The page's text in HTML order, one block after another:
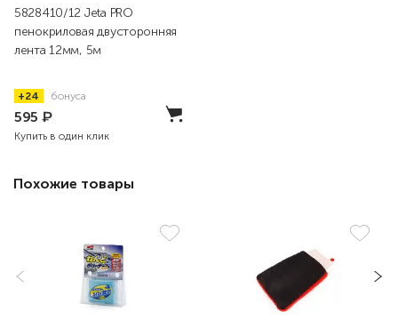
5828410/12 Jeta PRO
пенокриловая двусторонняя
лента 12мм, 5м
+24 бонуса
595 ₽
Купить в один клик
Похожие товары